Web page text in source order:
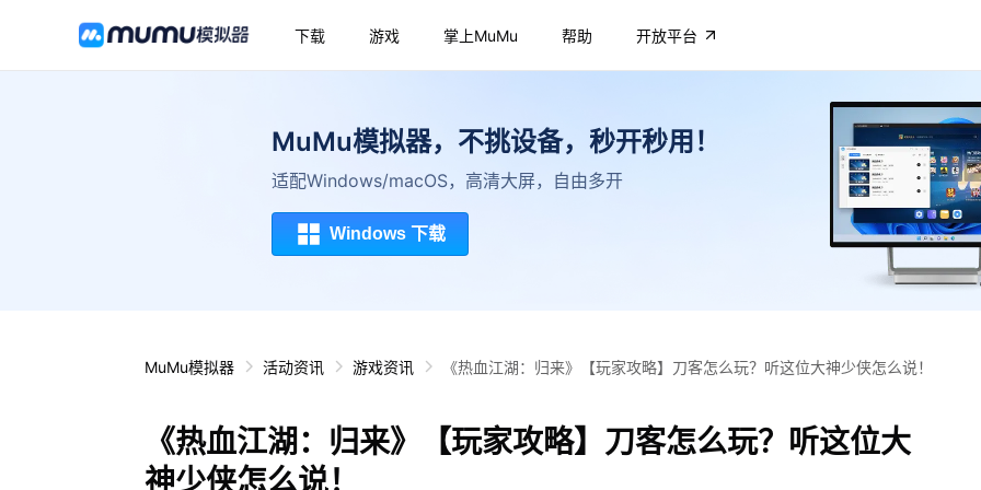
下载 游戏 掌上MuMu 帮助 开放平台
MuMu模拟器，不挑设备，秒开秒用！
适配Windows/macOS，高清大屏，自由多开
Windows 下载
MuMu模拟器 活动资讯 游戏资讯 《热血江湖：归来》【玩家攻略】刀客怎么玩？听这位大神少侠怎么说！
《热血江湖：归来》【玩家攻略】刀客怎么玩？听这位大
神少侠怎么说！